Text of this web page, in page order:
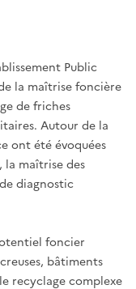
Public
la maîtrise foncière
de friches
Autour de la
ont été évoquées
la maîtrise des
diagnostic
foncier
bâtiments
recyclage complexe